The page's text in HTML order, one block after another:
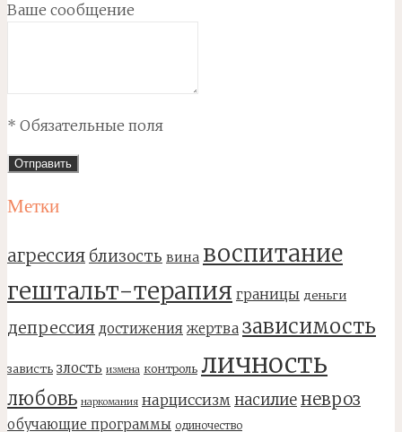
Ваше сообщение
* Обязательные поля
Метки
агрессия близость вина воспитание
гештальт-терапия границы деньги
депрессия достижения жертва зависимость
зависть злость измена контроль личность
любовь наркомания нарциссизм насилиеневроз
обучающие программы одиночество